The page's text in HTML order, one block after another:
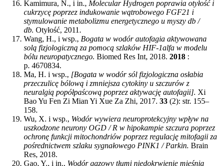
Kamimura, N., i in., Molecular Hydrogen poprawia otyłość i
cukrzycę poprzez indukowanie wątrobowego FGF21 i
stymulowanie metabolizmu energetycznego u myszy db /
db. Otyłość, 2011.
Wang, H., i wsp., Bogata w wodór autofagia aktywowana
solą fizjologiczną za pomocą szlaków HIF-1alfa w modelu
bólu neuropatycznego. Biomed Res Int, 2018. 2018 :
p. 4670834.
Ma, H. i wsp., [Bogata w wodór sól fizjologiczna osłabia
przeczulicę bólową i zmniejsza cytokiny u szczurów z
neuralgią popółpaścową poprzez aktywację autofagii]. Xi
Bao Yu Fen Zi Mian Yi Xue Za Zhi, 2017. 33 (2): str. 155–
158.
Wu, X. i wsp., Wodór wywiera neuroprotekcyjny wpływ na
uszkodzone neurony OGD / R w hipokampie szczura poprzez
ochronę funkcji mitochondriów poprzez regulację mitofagii za
pośrednictwem szlaku sygnałowego PINK1 / Parkin. Brain
Res, 2018.
Gao, Y., i in., Wodór gazowy tłumi niedokrwienie mięśnia